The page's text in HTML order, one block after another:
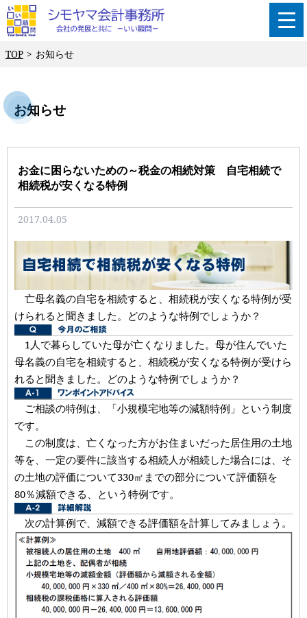
TOP お知らせ
お知らせ
お金に困らないための～税金の相続対策 自宅相続で
相続税が安くなる特例
2017.04.05
亡母名義の自宅を相続すると、相続税が安くなる特例が受
けられると聞きました。どのような特例でしょうか？
1人で暮らしていた母が亡くなりました。母が住んでいた
母名義の自宅を相続すると、相続税が安くなる特例が受けら
れると聞きました。どのような特例でしょうか？
ご相談の特例は、「小規模宅地等の減額特例」という制度
です。
この制度は、亡くなった方がお住まいだった居住用の土地
等を、一定の要件に該当する相続人が相続した場合には、そ
の土地の評価について330㎡までの部分について評価額を
80％減額できる、という特例です。
次の計算例で、減額できる評価額を計算してみましょう。